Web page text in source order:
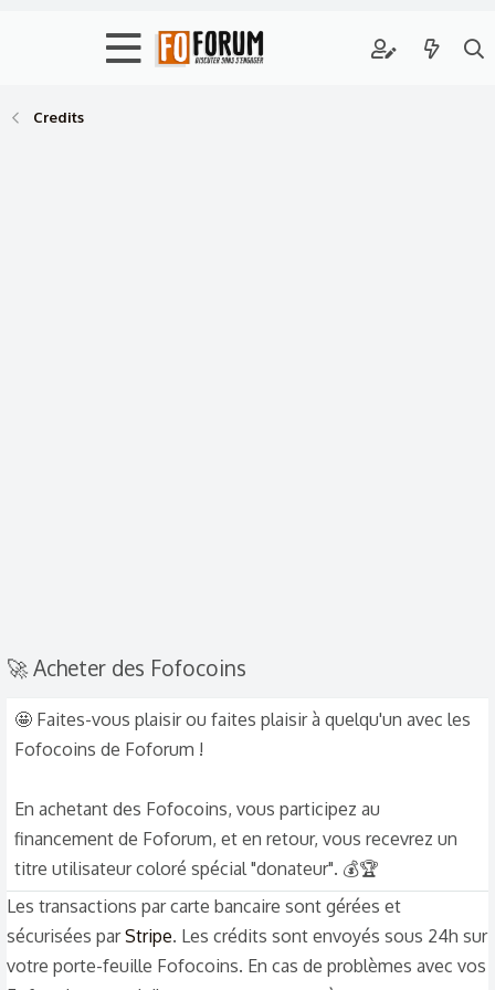
Credits
🚀 Acheter des Fofocoins
🤩 Faites-vous plaisir ou faites plaisir à quelqu'un avec les
Fofocoins de Foforum !
En achetant des Fofocoins, vous participez au
financement de Foforum, et en retour, vous recevrez un
titre utilisateur coloré spécial "donateur". 💰🏆
Les transactions par carte bancaire sont gérées et
sécurisées parStripe. Les crédits sont envoyés sous 24h sur
votre porte-feuille Fofocoins. En cas de problèmes avec vos